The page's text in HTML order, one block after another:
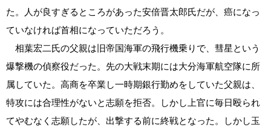
た。人が良すぎるところがあった安倍晋太郎氏だが、癌になっ
ていなければ首相になっていただろう。
相葉宏二氏の父親は旧帝国海軍の飛行機乗りで、彗星という
爆撃機の偵察役だった。先の大戦末期には大分海軍航空隊に所
属していた。高商を卒業し一時期銀行勤めをしていた父親は、
特攻には合理性がないと志願を拒否。しかし上官に毎日殴られ
てやむなく志願したが、出撃する前に終戦となった。しかし玉